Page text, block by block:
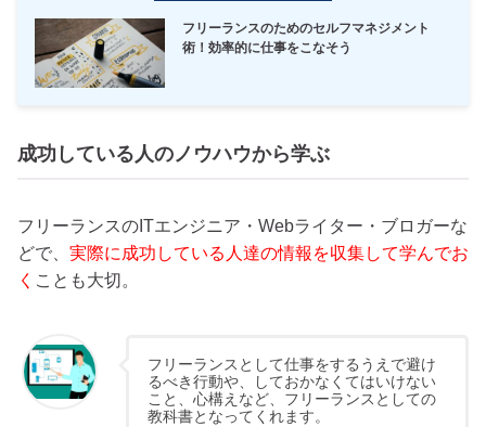
フリーランスのためのセルフマネジメント
術！効率的に仕事をこなそう
成功している人のノウハウから学ぶ
フリーランスのITエンジニア・Webライター・ブロガーな
どで、 実際に成功している人達の情報を収集して学んでお
く ことも大切。
フリーランスとして仕事をするうえで避け
るべき行動や、しておかなくてはいけない
こと、心構えなど、フリーランスとしての
教科書となってくれます。